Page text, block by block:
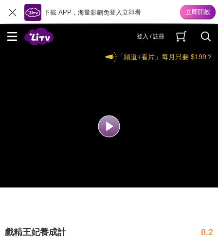
下載 APP，海量影劇免登入立即看
登入 / 註冊
「頻道+看片」每月只要 $199？
戲精王妃養成計 8.2